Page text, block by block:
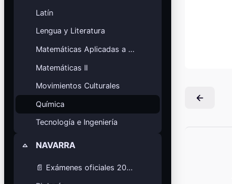
Ver calendario
Mis cursos
¡Nos GUSTA lo que hacemos y se
NOTA!
Bloques
Latín
Lengua y Literatura
Matemáticas Aplicadas a las Ciencias Sociales
Matemáticas II
Movimientos Culturales
Química
Tecnología e Ingeniería
Colapsar
NAVARRA
📄 Exámenes oficiales 2025